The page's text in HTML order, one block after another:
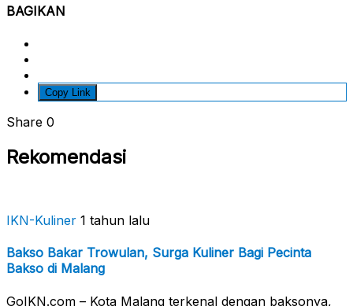
BAGIKAN
Copy Link
Share 0
Rekomendasi
IKN-Kuliner 1 tahun lalu
Bakso Bakar Trowulan, Surga Kuliner Bagi Pecinta
Bakso di Malang
GoIKN.com – Kota Malang terkenal dengan baksonya,